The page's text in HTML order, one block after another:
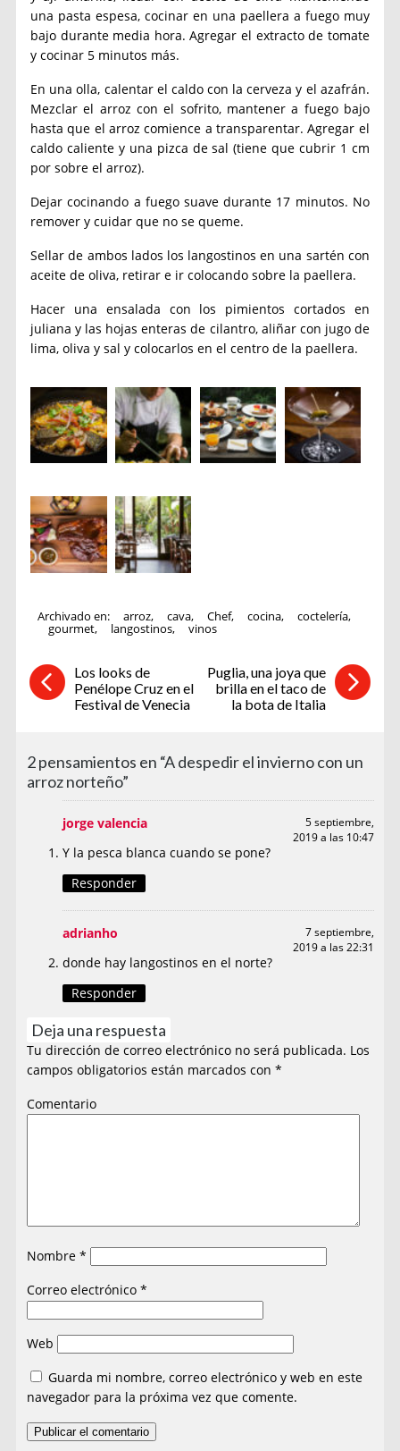
una pasta espesa, cocinar en una paellera a fuego muy
bajo durante media hora. Agregar el extracto de tomate
y cocinar 5 minutos más.
En una olla, calentar el caldo con la cerveza y el azafrán.
Mezclar el arroz con el sofrito, mantener a fuego bajo
hasta que el arroz comience a transparentar. Agregar el
caldo caliente y una pizca de sal (tiene que cubrir 1 cm
por sobre el arroz).
Dejar cocinando a fuego suave durante 17 minutos. No
remover y cuidar que no se queme.
Sellar de ambos lados los langostinos en una sartén con
aceite de oliva, retirar e ir colocando sobre la paellera.
Hacer una ensalada con los pimientos cortados en
juliana y las hojas enteras de cilantro, aliñar con jugo de
lima, oliva y sal y colocarlos en el centro de la paellera.
Archivado en: arroz, cava, Chef, cocina, coctelería,
gourmet, langostinos, vinos
Los looks de
Penélope Cruz en el
Festival de Venecia
Puglia, una joya que
brilla en el taco de
la bota de Italia
2 pensamientos en “A despedir el invierno con un
arroz norteño”
jorge valencia
5 septiembre,
2019 a las 10:47
Y la pesca blanca cuando se pone?
Responder
adrianho
7 septiembre,
2019 a las 22:31
donde hay langostinos en el norte?
Responder
Deja una respuesta
Tu dirección de correo electrónico no será publicada. Los
campos obligatorios están marcados con*
Comentario
Nombre*
Correo electrónico*
Web
Guarda mi nombre, correo electrónico y web en este
navegador para la próxima vez que comente.